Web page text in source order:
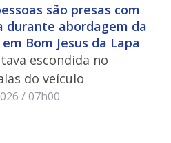
são presas com
durante abordagem da
em Bom Jesus da Lapa
escondida no
do veículo
/ 07h00